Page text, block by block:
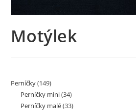
Motýlek
Perníčky(149)
Perníčky mini(34)
Perníčky malé(33)